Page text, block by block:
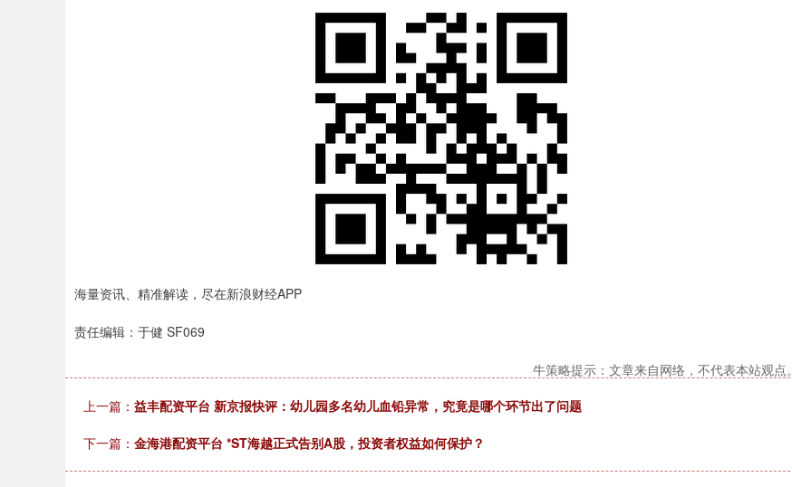
海量资讯、精准解读，尽在新浪财经APP
责任编辑：于健 SF069
牛策略提示：文章来自网络，不代表本站观点。
上一篇： 益丰配资平台 新京报快评：幼儿园多名幼儿血铅异常，究竟是哪个环节出了问题
下一篇： 金海港配资平台 *ST海越正式告别A股，投资者权益如何保护？